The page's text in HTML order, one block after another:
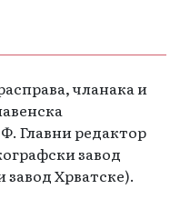
чланака и
Главни редактор
завод
завод Хрватске).